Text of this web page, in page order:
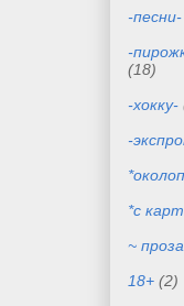
-песни-
-
(18)
-хокку-
-
*с
~
18+ (2)